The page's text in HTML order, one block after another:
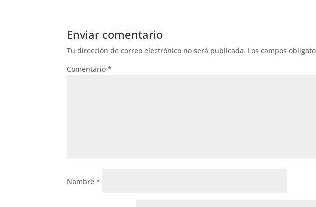
Enviar comentario
Tu dirección de correo electrónico no será publicada. Los campos
Comentario*
Nombre*